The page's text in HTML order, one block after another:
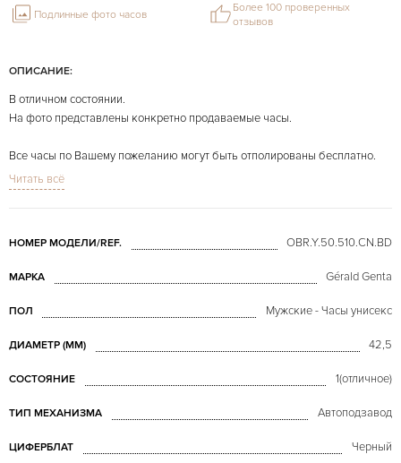
ОПИСАНИЕ:
В отличном состоянии.
На фото представлены конкретно продаваемые часы.
Все часы по Вашему пожеланию могут быть отполированы бесплатно.
Читать всё
НОМЕР МОДЕЛИ/REF. OBR.Y.50.510.CN.BD
МАРКА Gérald Genta
ПОЛ Мужские - Часы унисекс
ДИАМЕТР (MM) 42,5
СОСТОЯНИЕ 1(отличное)
ТИП МЕХАНИЗМА Автоподзавод
ЦИФЕРБЛАТ Черный
Подлинные фото часов
Более 100 проверенных
отзывов